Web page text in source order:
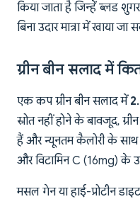
किया जाता है जिन्हें ब्लड
बिना उदार मात्रा में खाया जा
ग्रीन बीन सलाद में
एक कप ग्रीन बीन सलाद में
स्रोत नहीं होने के बावजूद,
हैं और न्यूनतम कैलोरी के साथ
और विटामिन C (16mg) के
मसल गेन या हाई-प्रोटीन